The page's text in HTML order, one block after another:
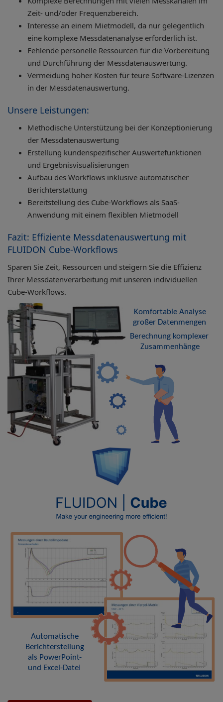
Zeit- und/oder Frequenzbereich.
Interesse an einem Mietmodell, da nur gelegentlich
eine komplexe Messdatenanalyse erforderlich ist.
Fehlende personelle Ressourcen für die Vorbereitung
und Durchführung der Messdatenauswertung.
Vermeidung hoher Kosten für teure Software-Lizenzen
in der Messdatenauswertung.
Unsere Leistungen:
Methodische Unterstützung bei der Konzeptionierung
der Messdatenauswertung
Erstellung kundenspezifischer Auswertefunktionen
und Ergebnisvisualisierungen
Aufbau des Workflows inklusive automatischer
Berichterstattung
Bereitstellung des Cube-Workflows als SaaS-
Anwendung mit einem flexiblen Mietmodell
Fazit: Effiziente Messdatenauswertung mit
FLUIDON Cube-Workflows
Sparen Sie Zeit, Ressourcen und steigern Sie die Effizienz
Ihrer Messdatenverarbeitung mit unseren individuellen
Cube-Workflows.